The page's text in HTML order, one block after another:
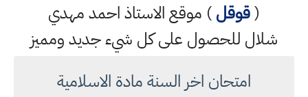
(قوقل) موقع الاستاذ احمد مهدي
شلال للحصول على كل شيء جديد ومميز
امتحان اخر السنة مادة الاسلامية